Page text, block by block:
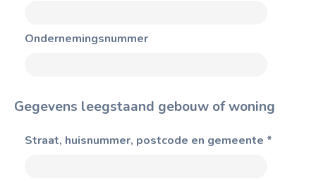
Ondernemingsnummer
Gegevens leegstaand gebouw of woning
Straat, huisnummer, postcode en gemeente *